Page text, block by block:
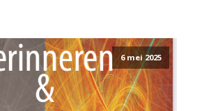
6 mei 2025